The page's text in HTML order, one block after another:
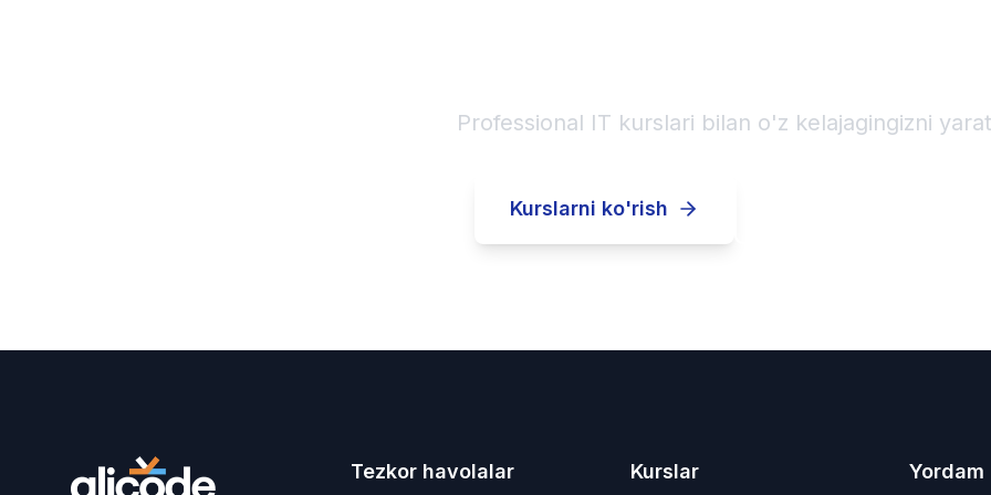
Professional IT kurslari bilan o'z kelajagingizni
Kurslarni ko'rish
Tezkor havolalar Kurslar Yordam